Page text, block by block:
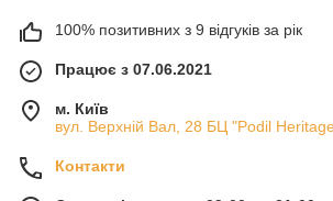
100% позитивних з 9 відгуків за рік
Працює з 07.06.2021
м. Київ
вул. Верхній Вал, 28 БЦ "Podil
Контакти